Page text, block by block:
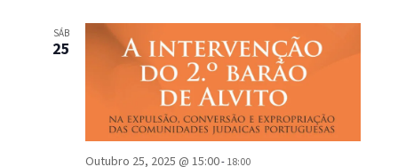
SÁB
25
Outubro 25, 2025 @ 15:00-18:00